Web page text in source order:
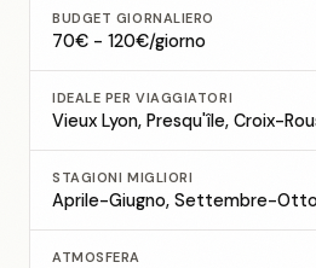
BUDGET GIORNALIERO
70€ - 120€/giorno
IDEALE PER VIAGGIATORI
Vieux Lyon, Presqu'île, Croix-
STAGIONI MIGLIORI
Aprile-Giugno, Settembre-
ATMOSFERA